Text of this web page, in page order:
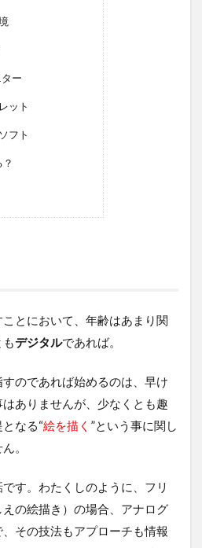
ー
ット
フト
とにおいて、年齢はあまり関
デジタルであれば。
のであれば始めるのは、早け
ありませんが、少なくとも趣
なる“絵を描く ”という事に関し
。
す。わたくしのように、フリ
の絵描き）の場合、アナログ
その技法もアプローチも情報